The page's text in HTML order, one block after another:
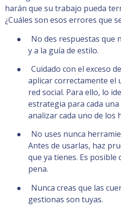
harán que su trabajo pueda
¿Cuáles son esos errores que
● No des respuestas que
y a la guía de estilo.
● Cuidado con el exceso
aplicar correctamente el
red social. Para ello, lo
estrategia para cada una
analizar cada uno de los
● No uses nunca
Antes de usarlas, haz
que ya tienes. Es posible
pena.
● Nunca creas que las
gestionas son tuyas.